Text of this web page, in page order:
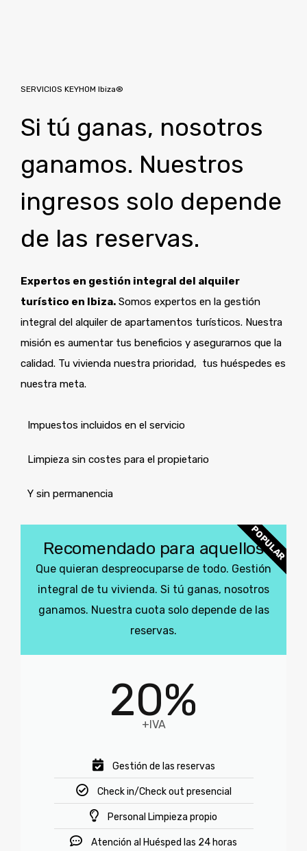
SERVICIOS KEYHOM Ibiza®
Si tú ganas, nosotros
ganamos. Nuestros
ingresos solo depende
de las reservas.
Expertos en gestión integral del alquiler
turístico en Ibiza. Somos expertos en la gestión
integral del alquiler de apartamentos turísticos. Nuestra
misión es aumentar tus beneficios y asegurarnos que la
calidad. Tu vivienda nuestra prioridad, tus huéspedes es
nuestra meta.
Impuestos incluidos en el servicio
Limpieza sin costes​ para el propietario
Y sin permanencia
Recomendado para aquellos
Que quieran despreocuparse de todo. Gestión
integral de tu vivienda. Si tú ganas, nosotros
ganamos. Nuestra cuota solo depende de las
reservas.
20%
+IVA
Gestión de las reservas
Check in/Check out presencial
Personal Limpieza propio
Atención al Huésped las 24 horas
POPULAR